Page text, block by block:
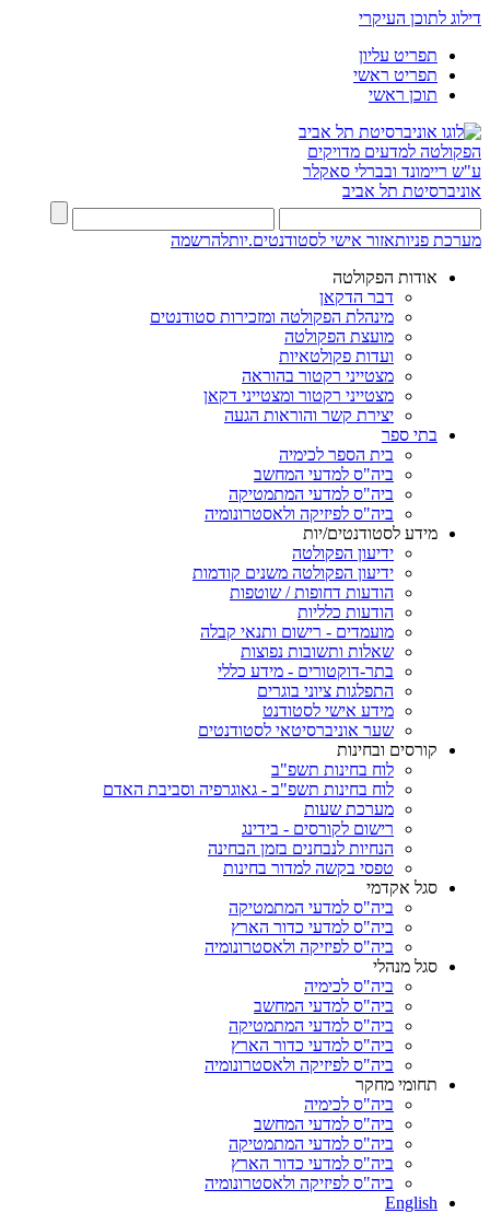
דילוג לתוכן העיקרי
תפריט עליון
תפריט ראשי
תוכן ראשי
הפקולטה למדעים מדויקים
ע"ש ריימונד ובברלי סאקלר
אוניברסיטת תל אביב
מערכת פניותאזור אישי לסטודנטים.יותלהרשמה
אודות הפקולטה
דבר הדקאן
מינהלת הפקולטה ומזכירות סטודנטים
מועצת הפקולטה
ועדות פקולטאיות
מצטייני רקטור בהוראה
מצטייני רקטור ומצטייני דקאן
יצירת קשר והוראות הגעה
בתי ספר
בית הספר לכימיה
ביה"ס למדעי המחשב
ביה"ס למדעי המתמטיקה
ביה"ס לפיזיקה ולאסטרונומיה
מידע לסטודנטים/יות
ידיעון הפקולטה
ידיעון הפקולטה משנים קודמות
הודעות דחופות / שוטפות
הודעות כלליות
מועמדים - רישום ותנאי קבלה
שאלות ותשובות נפוצות
בתר-דוקטורים - מידע כללי
התפלגות ציוני בוגרים
מידע אישי לסטודנט
שער אוניברסיטאי לסטודנטים
קורסים ובחינות
לוח בחינות תשפ"ב
לוח בחינות תשפ"ב - גאוגרפיה וסביבת האדם
מערכת שעות
רישום לקורסים - בידינג
הנחיות לנבחנים בזמן הבחינה
טפסי בקשה למדור בחינות
סגל אקדמי
ביה"ס למדעי המתמטיקה
ביה"ס למדעי כדור הארץ
ביה"ס לפיזיקה ולאסטרונומיה
סגל מנהלי
ביה"ס לכימיה
ביה"ס למדעי המחשב
ביה"ס למדעי המתמטיקה
ביה"ס למדעי כדור הארץ
ביה"ס לפיזיקה ולאסטרונומיה
תחומי מחקר
ביה"ס לכימיה
ביה"ס למדעי המחשב
ביה"ס למדעי המתמטיקה
ביה"ס למדעי כדור הארץ
ביה"ס לפיזיקה ולאסטרונומיה
English